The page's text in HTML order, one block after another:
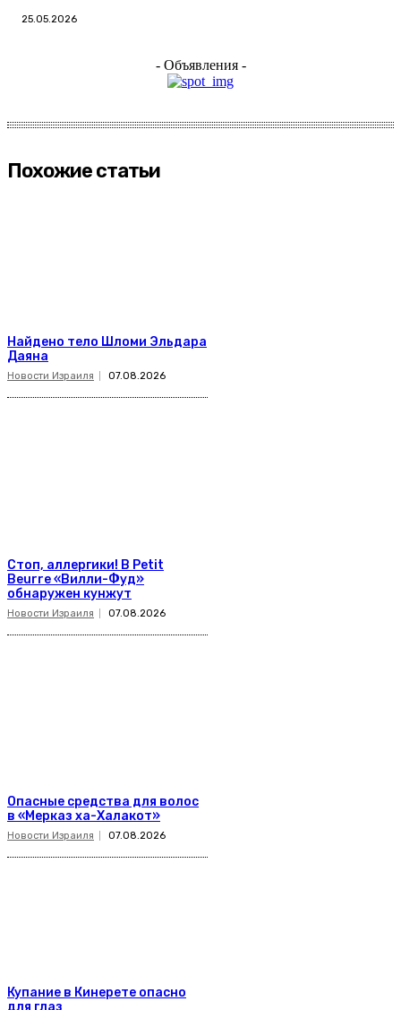
25.05.2026
- Объявления -
Похожие статьи
Найдено тело Шломи Эльдара
Даяна
Новости Израиля 07.08.2026
Стоп, аллергики! В Petit
Beurre «Вилли-Фуд»
обнаружен кунжут
Новости Израиля 07.08.2026
Опасные средства для волос
в «Мерказ ха-Халакот»
Новости Израиля 07.08.2026
Купание в Кинерете опасно
для глаз